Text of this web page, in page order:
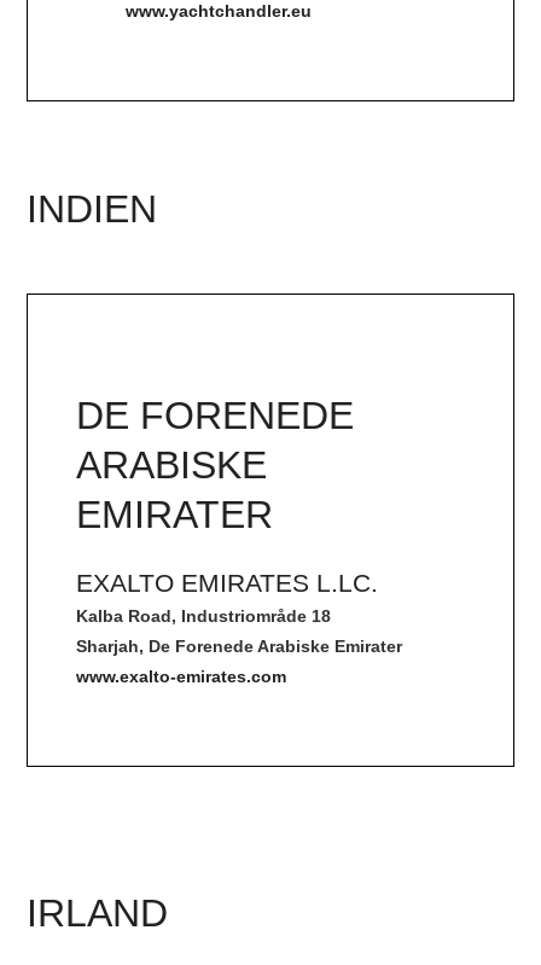
www.yachtchandler.eu
INDIEN
DE FORENEDE
ARABISKE
EMIRATER
EXALTO EMIRATES L.LC.
Kalba Road, Industriområde 18
Sharjah, De Forenede Arabiske Emirater
www.exalto-emirates.com
IRLAND